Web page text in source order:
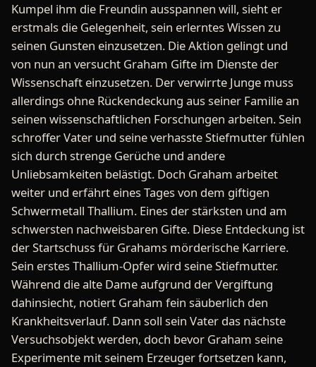
Kumpel ihm die Freundin ausspannen will, sieht er
erstmals die Gelegenheit, sein erlerntes Wissen zu
seinen Gunsten einzusetzen. Die Aktion gelingt und
von nun an versucht Graham Gifte im Dienste der
Wissenschaft einzusetzen. Der verwirrte Junge muss
allerdings ohne Rückendeckung aus seiner Familie an
seinen wissenschaftlichen Forschungen arbeiten. Sein
schroffer Vater und seine verhasste Stiefmutter fühlen
sich durch strenge Gerüche und andere
Unliebsamkeiten belästigt. Doch Graham arbeitet
weiter und erfährt eines Tages von dem giftigen
Schwermetall Thallium. Eines der stärksten und am
schwersten nachweisbaren Gifte. Diese Entdeckung ist
der Startschuss für Grahams mörderische Karriere.
Sein erstes Thallium-Opfer wird seine Stiefmutter.
Während die alte Dame aufgrund der Vergiftung
dahinsiecht, notiert Graham fein säuberlich den
Krankheitsverlauf. Dann soll sein Vater das nächste
Versuchsobjekt werden, doch bevor Graham seine
Experimente mit seinem Erzeuger fortsetzen kann,